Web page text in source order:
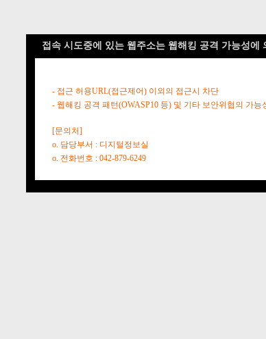
접속 시도중에 있는 웹주소는 웹해킹 공격 가능성에
- 접근 허용URL(접근제어) 이외의 접근시 차단
- 웹해킹 공격 패턴(OWASP10 등) 및 기타 보안위협의 가능
[문의처]
o. 담당부서 : 디지털정보실
o. 전화번호 : 042-879-6249